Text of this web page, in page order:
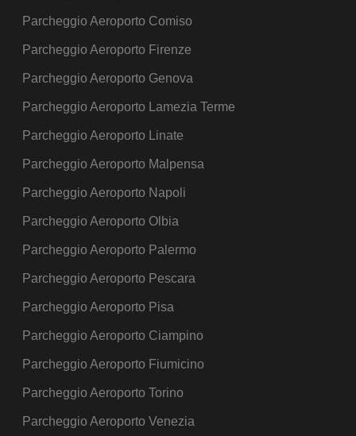
Parcheggio Aeroporto Comiso
Parcheggio Aeroporto Firenze
Parcheggio Aeroporto Genova
Parcheggio Aeroporto Lamezia Terme
Parcheggio Aeroporto Linate
Parcheggio Aeroporto Malpensa
Parcheggio Aeroporto Napoli
Parcheggio Aeroporto Olbia
Parcheggio Aeroporto Palermo
Parcheggio Aeroporto Pescara
Parcheggio Aeroporto Pisa
Parcheggio Aeroporto Ciampino
Parcheggio Aeroporto Fiumicino
Parcheggio Aeroporto Torino
Parcheggio Aeroporto Venezia